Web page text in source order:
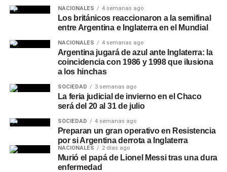
Más Noticias en Nuestra Redes
GREMIOS DOCENTES
MINISTERIO DE EDUCACIÓN
PROVINCIA DE BUENOS AIRES
ROBERTO BARADEL
ROBERTO BARADEL DEJA SUTEBA
La frase de Quintela que se viralizó en la apertura
de sesiones: «no lo podemos fundir a pesar de
los esfuerzos que hacemos»
NOTICIAS
El peronismo necesita las PASO para sobrevivir
en 2027, pero no tiene los votos para
garantizarlas en el Congreso
NACIONALES 4 semanas ago
Los británicos reaccionaron a la semifinal
entre Argentina e Inglaterra en el Mundial
NACIONALES 4 semanas ago
Argentina jugará de azul ante Inglaterra: la
coincidencia con 1986 y 1998 que ilusiona
a los hinchas
SOCIEDAD 3 semanas ago
La feria judicial de invierno en el Chaco
será del 20 al 31 de julio
SOCIEDAD 4 semanas ago
Preparan un gran operativo en Resistencia
por si Argentina derrota a Inglaterra
NACIONALES 2 días ago
Murió el papá de Lionel Messi tras una dura
enfermedad